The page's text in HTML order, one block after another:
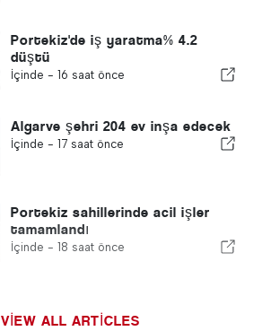
Portekiz'de iş yaratma% 4.2
düştü
İçinde - 16 saat önce
Algarve şehri 204 ev inşa edecek
İçinde - 17 saat önce
Portekiz sahillerinde acil işler
tamamlandı
İçinde - 18 saat önce
VIEW ALL ARTICLES